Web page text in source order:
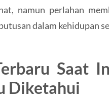
namun perlahan
dalam kehidupan
Saat
Diketahui